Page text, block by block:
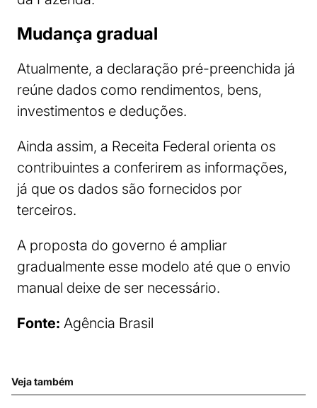
Mudança gradual
Atualmente, a declaração pré-preenchida já
reúne dados como rendimentos, bens,
investimentos e deduções.
Ainda assim, a Receita Federal orienta os
contribuintes a conferirem as informações,
já que os dados são fornecidos por
terceiros.
A proposta do governo é ampliar
gradualmente esse modelo até que o envio
manual deixe de ser necessário.
Fonte: Agência Brasil
Veja também